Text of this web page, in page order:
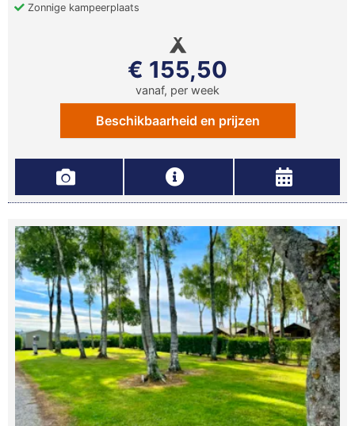
Zonnige kampeerplaats
€ 155,50
vanaf, per week
Beschikbaarheid en prijzen